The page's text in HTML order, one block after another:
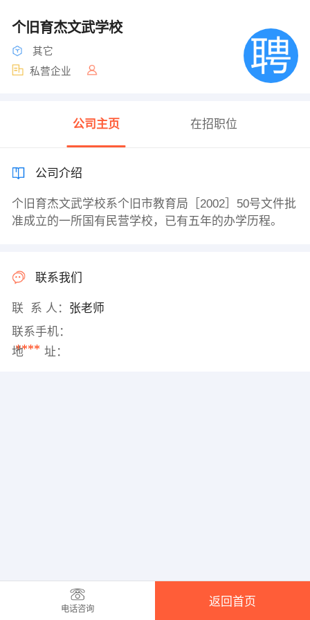
个旧育杰文武学校
其它
私营企业
公司主页 在招职位
公司介绍
个旧育杰文武学校系个旧市教育局［2002］50号文件批
准成立的一所国有民营学校，已有五年的办学历程。
联系我们
联 系 人： 张老师
联系手机：
****
地 址：
电话咨询
返回首页